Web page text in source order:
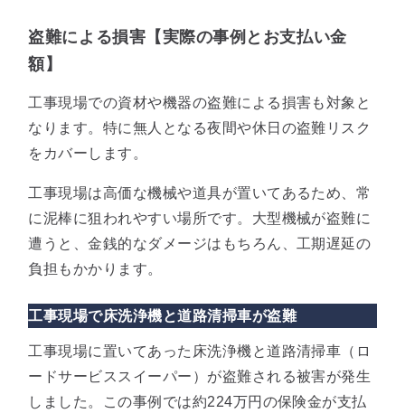
盗難による損害【実際の事例とお支払い金
額】
工事現場での資材や機器の盗難による損害も対象と
なります。特に無人となる夜間や休日の盗難リスク
をカバーします。
工事現場は高価な機械や道具が置いてあるため、常
に泥棒に狙われやすい場所です。大型機械が盗難に
遭うと、金銭的なダメージはもちろん、工期遅延の
負担もかかります。
工事現場で床洗浄機と道路清掃車が盗難
工事現場に置いてあった床洗浄機と道路清掃車（ロ
ードサービススイーパー）が盗難される被害が発生
しました。この事例では約224万円の保険金が支払